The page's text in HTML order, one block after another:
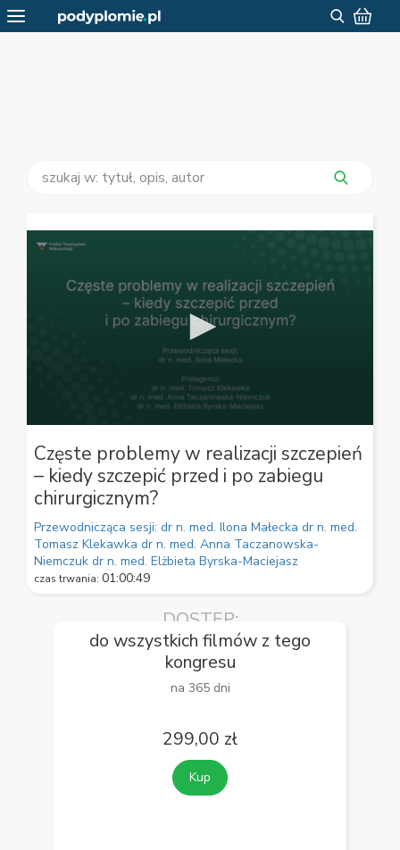
seconds
of
59
seconds
Częste problemy w realizacji szczepień
– kiedy szczepić przed i po zabiegu
chirurgicznym?
Przewodnicząca sesji: dr n. med. Ilona Małecka dr n. med.
Tomasz Klekawka dr n. med. Anna Taczanowska-
Niemczuk dr n. med. Elżbieta Byrska-Maciejasz
czas trwania: 01:00:49
DOSTĘP:
do wszystkich filmów z tego
kongresu
na 365 dni
299,00 zł
Kup